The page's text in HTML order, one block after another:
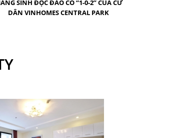
SINH ĐỘC ĐÁO CÓ “1-0-2” CỦA CƯ
DÂN VINHOMES CENTRAL PARK